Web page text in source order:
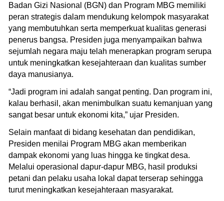
Badan Gizi Nasional (BGN) dan Program MBG memiliki
peran strategis dalam mendukung kelompok masyarakat
yang membutuhkan serta memperkuat kualitas generasi
penerus bangsa. Presiden juga menyampaikan bahwa
sejumlah negara maju telah menerapkan program serupa
untuk meningkatkan kesejahteraan dan kualitas sumber
daya manusianya.
“Jadi program ini adalah sangat penting. Dan program ini,
kalau berhasil, akan menimbulkan suatu kemanjuan yang
sangat besar untuk ekonomi kita,” ujar Presiden.
Selain manfaat di bidang kesehatan dan pendidikan,
Presiden menilai Program MBG akan memberikan
dampak ekonomi yang luas hingga ke tingkat desa.
Melalui operasional dapur-dapur MBG, hasil produksi
petani dan pelaku usaha lokal dapat terserap sehingga
turut meningkatkan kesejahteraan masyarakat.